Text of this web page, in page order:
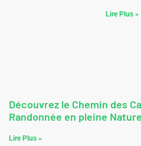
Lire Plus »
Découvrez le Chemin des
Randonnée en pleine Nature
Lire Plus »